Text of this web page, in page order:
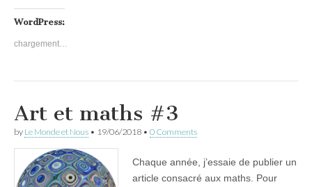
WordPress:
chargement…
Art et maths #3
by Le Monde et Nous • 19/06/2018 • 0 Comments
Chaque année, j’essaie de publier un
article consacré aux maths. Pour